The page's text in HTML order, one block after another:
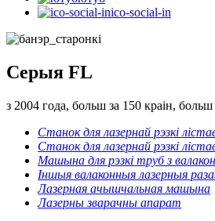
ico-social-in
Серыя FL
з 2004 года, больш за 150 краін,
Станок для лазернай рэзкі
Станок для лазернай рэзкі
Машына для рэзкі труб з
Іншыя валаконныя лазерныя
Лазерная ачышчальная машына
Лазерны зварачны апарат